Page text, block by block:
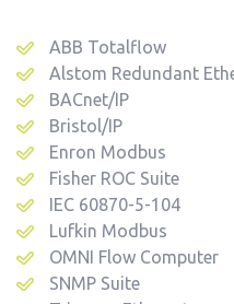
ABB Totalflow
Alstom Redundant
BACnet/IP
Bristol/IP
Enron Modbus
Fisher ROC Suite
IEC 60870-5-104
Lufkin Modbus
OMNI Flow Computer
SNMP Suite